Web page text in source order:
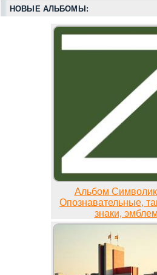
НОВЫЕ АЛЬБОМЫ:
Альбом
Опознавательные,
знаки,